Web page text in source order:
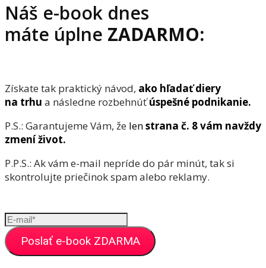
Náš e-book dnes
máte úplne ZADARMO:
Získate tak praktický návod, ako hľadať diery
na trhu a následne rozbehnúť úspešné podnikanie.
P.S.: Garantujeme Vám, že lenstrana č. 8 vám navždy
zmení život.
P.P.S.: Ak vám e-mail nepríde do pár minút, tak si
skontrolujte priečinok spam alebo reklamy.
Poslať e-book ZDARMA